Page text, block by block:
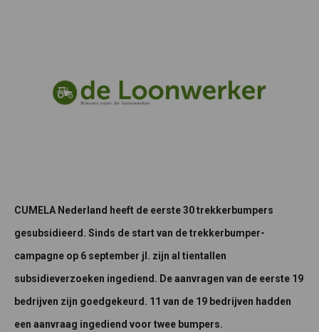
CUMELA Nederland heeft de eerste 30 trekkerbumpers
gesubsidieerd. Sinds de start van de trekkerbumper-
campagne op 6 september jl. zijn al tientallen
subsidieverzoeken ingediend. De aanvragen van de eerste 19
bedrijven zijn goedgekeurd. 11 van de 19 bedrijven hadden
een aanvraag ingediend voor twee bumpers.